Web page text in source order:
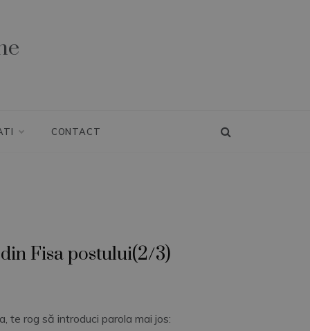
CONTACT
Fisa postului(2/3)
te rog să introduci parola mai jos: